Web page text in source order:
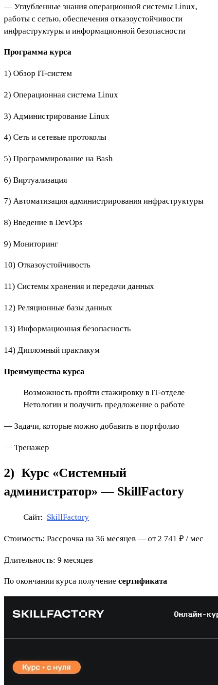
— Углубленные знания операционной системы Linux,
работы с сетью, обеспечения отказоустойчивости
инфраструктуры и информационной безопасности
Программа курса
1) Обзор IT-систем
2) Операционная система Linux
3) Администрирование Linux
4) Сеть и сетевые протоколы
5) Программирование на Bash
6) Виртуализация
7) Автоматизация администрирования инфраструктуры
8) Введение в DevOps
9) Мониторинг
10) Отказоустойчивость
11) Системы хранения и передачи данных
12) Реляционные базы данных
13) Информационная безопасность
14) Дипломный практикум
Преимущества курса
Возможность пройти стажировку в IT-отделе
Нетологии и получить предложение о работе
— Задачи, которые можно добавить в портфолио
— Тренажер
2) Курс «Системный
администратор» — SkillFactory
Сайт: SkillFactory
Стоимость: Рассрочка на 36 месяцев — от 2 741 ₽ / мес
Длительность: 9 месяцев
По окончании курса получение сертификата